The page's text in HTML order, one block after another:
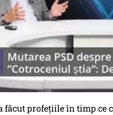
făcut profețiile în timp ce